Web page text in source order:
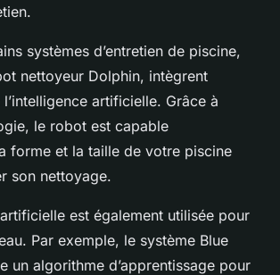
systèmes d’entretien de piscine,
nettoyeur Dolphin, intègrent
artificielle. Grâce à
le robot est capable
forme et la taille de votre piscine
son nettoyage.
artificielle est également utilisée pour
Par exemple, le système Blue
un algorithme d’apprentissage pour